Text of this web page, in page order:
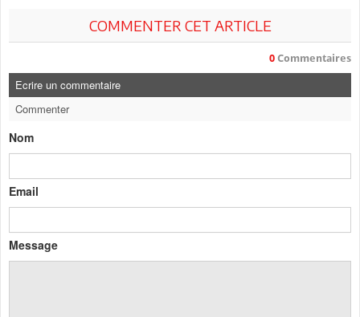
COMMENTER CET ARTICLE
0 Commentaires
Ecrire un commentaire
Commenter
Nom
Email
Message